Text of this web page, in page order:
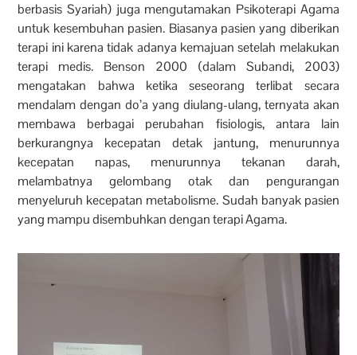
berbasis Syariah) juga mengutamakan Psikoterapi Agama
untuk kesembuhan pasien. Biasanya pasien yang diberikan
terapi ini karena tidak adanya kemajuan setelah melakukan
terapi medis. Benson 2000 (dalam Subandi, 2003)
mengatakan bahwa ketika seseorang terlibat secara
mendalam dengan do’a yang diulang-ulang, ternyata akan
membawa berbagai perubahan fisiologis, antara lain
berkurangnya kecepatan detak jantung, menurunnya
kecepatan napas, menurunnya tekanan darah,
melambatnya gelombang otak dan pengurangan
menyeluruh kecepatan metabolisme. Sudah banyak pasien
yang mampu disembuhkan dengan terapi Agama.